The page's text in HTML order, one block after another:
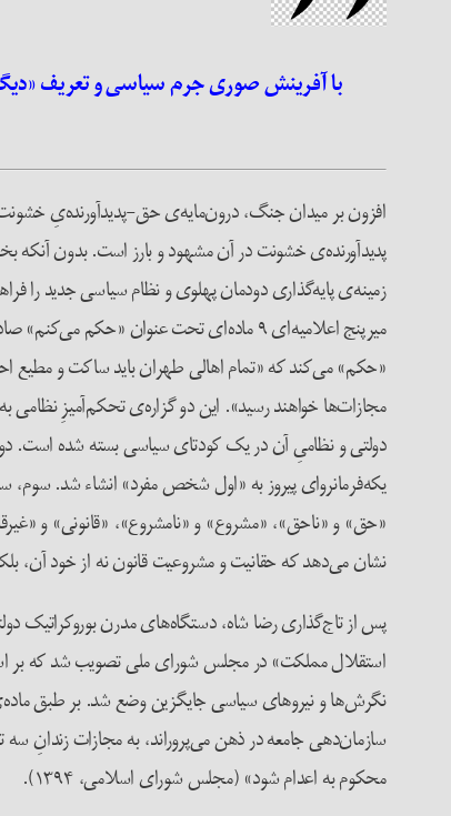
با آفرینش صوری جرم سیاسی و تعریف
میرپنج اعلامیه‌ای ۹ ماده‌ای تحت عنوان «حکم‌ می‌کنم» صادر کرد تا پیدایش نظم حقوقی-سیاسی نوین را به ساکنان این شهر اعلام کند (نهاوندی، ۲۰۰۸، ۶۰).
«حکم» می‌کند که «تمام اهالی طهران باید ساکت و مطیع
مجازات‌ها خواهند رسید». این دو گزاره‌ی تحکم‌آمیزِ
دولتی و نظامیِ آن در یک کودتای سیاسی بسته شده است.
یکه‌فرمانروای پیروز به «اول شخص مفرد» انشاء شد. سوم،
«حق» و «ناحق»،‌ «مشروع» و «نامشروع»‌، «قانونی» و
نشان می‌دهد که حقانیت و مشروعیت قانون نه از خود آن،
استقلال مملکت» در مجلس شورای ملی تصویب شد که بر
نگرش‌ها و نیروهای سیاسی جایگزین وضع شد. بر طبق
سازمان‌دهی جامعه در ذهن می‌پروراند، به مجازات زندانِ
محکوم به اعدام ‌شود» (مجلس شورای اسلامی، ۱۳۹۴).